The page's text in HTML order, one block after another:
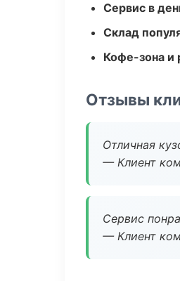
Сервис в
Склад
Кофе-зона и
Отзывы
Отличная
— Клиент
Сервис
— Клиент